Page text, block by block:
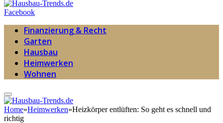
Facebook
Finanzierung & Recht
Garten
Hausbau
Heimwerken
Wohnen
Home»Heimwerken»Heizkörper entlüften: So geht es schnell und
richtig